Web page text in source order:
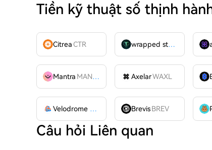
Tiền kỹ thuật số thịnh
CitreaCTR wrapped stUSDT
Mantra MANTRA AxelarWAXL
Velodrome Finance VELODROME
BrevisBREV
Câu hỏi Liên quan